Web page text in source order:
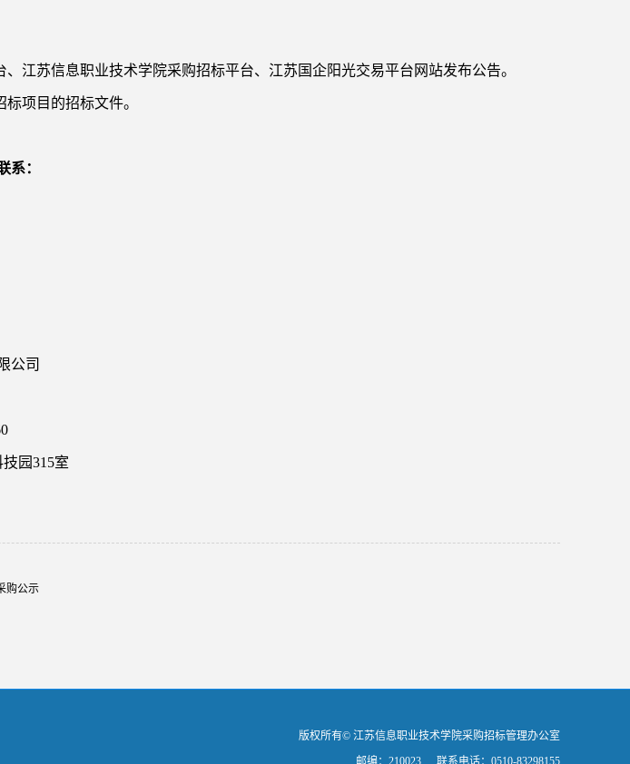
、江苏信息职业技术学院采购招标平台、江苏国企阳光交易平台 网站发布公告。
项目的招标文件。
系：
公司
园315室
购公示
版权所有© 江苏信息职业技术学院采购招标管理办公室
邮编：210023
联系电话：0510-83298155